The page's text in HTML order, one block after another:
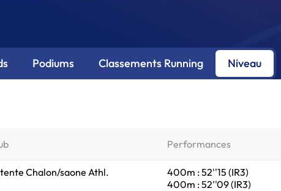
Podiums Classements Running Niveau
Performances
Chalon/saone Athl.
400m : 52''15 (IR3)
400m : 52''09 (IR3)